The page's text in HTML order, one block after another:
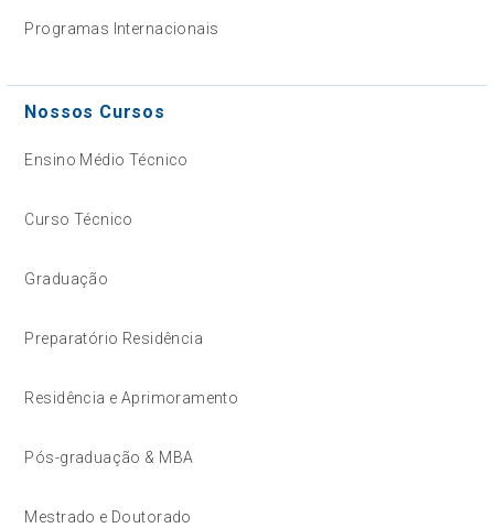
Programas Internacionais
Nossos Cursos
Ensino Médio Técnico
Curso Técnico
Graduação
Preparatório Residência
Residência e Aprimoramento
Pós-graduação & MBA
Mestrado e Doutorado